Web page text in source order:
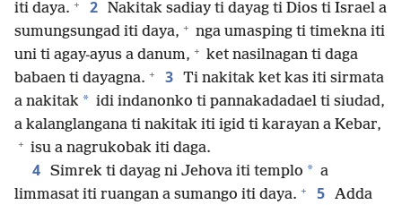
iti daya. + 2 Nakitak sadiay ti dayag ti Dios ti Israel a
sumungsungad iti daya, + nga umasping ti timekna iti
uni ti agay-ayus a danum, + ket nasilnagan ti daga
babaen ti dayagna. + 3 Ti nakitak ket kas iti sirmata
a nakitak * idi indanonko ti pannakadadael ti siudad,
a kalanglangana ti nakitak iti igid ti karayan a Kebar,
+ isu a nagrukobak iti daga.
4 Simrek ti dayag ni Jehova iti templo * a
limmasat iti ruangan a sumango iti daya. + 5 Adda